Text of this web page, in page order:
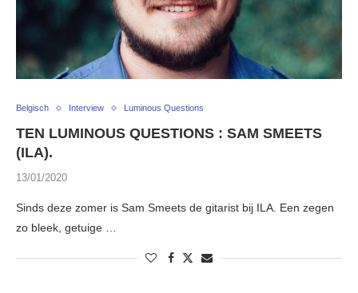
Belgisch Interview Luminous Questions
TEN LUMINOUS QUESTIONS : SAM SMEETS
(ILA).
13/01/2020
Sinds deze zomer is Sam Smeets de gitarist bij ILA. Een zegen
zo bleek, getuige …